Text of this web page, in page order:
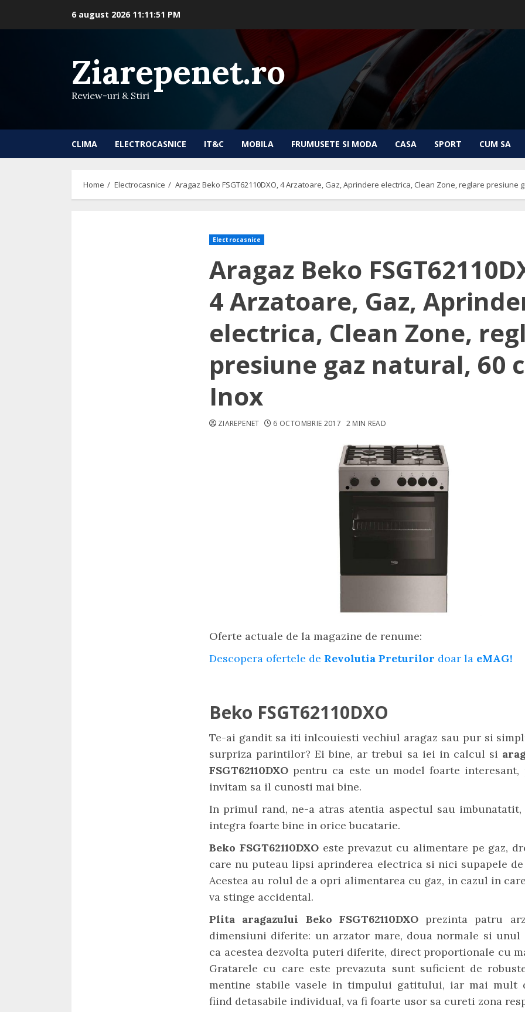
6 august 2026 11:11:52 PM
Ziarepenet.ro
Review-uri & Stiri
CLIMA ELECTROCASNICE IT&C MOBILA FRUMUSETE SI MODA CASA SPORT CUM SA
Home Electrocasnice Aragaz Beko FSGT62110DXO, 4 Arzatoare, Gaz, Aprindere electrica, Clean Zone, reglare presiune
Electrocasnice
Aragaz Beko
4 Arzatoare, Gaz,
electrica, Clean Zone,
presiune gaz natural, 60
Inox
ZIAREPENET 6 OCTOMBRIE 2017 2 MIN READ
Oferte actuale de la magazine de renume:
Descopera ofertele de Revolutia Preturilor doar la eMAG!
Beko FSGT62110DXO
Te-ai gandit sa iti inlcouiesti vechiul aragaz sau pur si
surpriza parintilor? Ei bine, ar trebui sa iei in calcul si
FSGT62110DXOpentru ca este un model foarte interesant,
invitam sa il cunosti mai bine.
In primul rand, ne-a atras atentia aspectul sau imbunatatit,
integra foarte bine in orice bucatarie.
Beko FSGT62110DXO este prevazut cu alimentare pe gaz,
care nu puteau lipsi aprinderea electrica si nici supapele
Acestea au rolul de a opri alimentarea cu gaz, in cazul in
va stinge accidental.
Plita aragazului Beko FSGT62110DXOprezinta patru
dimensiuni diferite: un arzator mare, doua normale si unul
ca acestea dezvolta puteri diferite, direct proportionale cu
Gratarele cu care este prevazuta sunt suficient de
mentine stabile vasele in timpului gatitului, iar mai mult
fiind detasabile individual, va fi foarte usor sa cureti zona